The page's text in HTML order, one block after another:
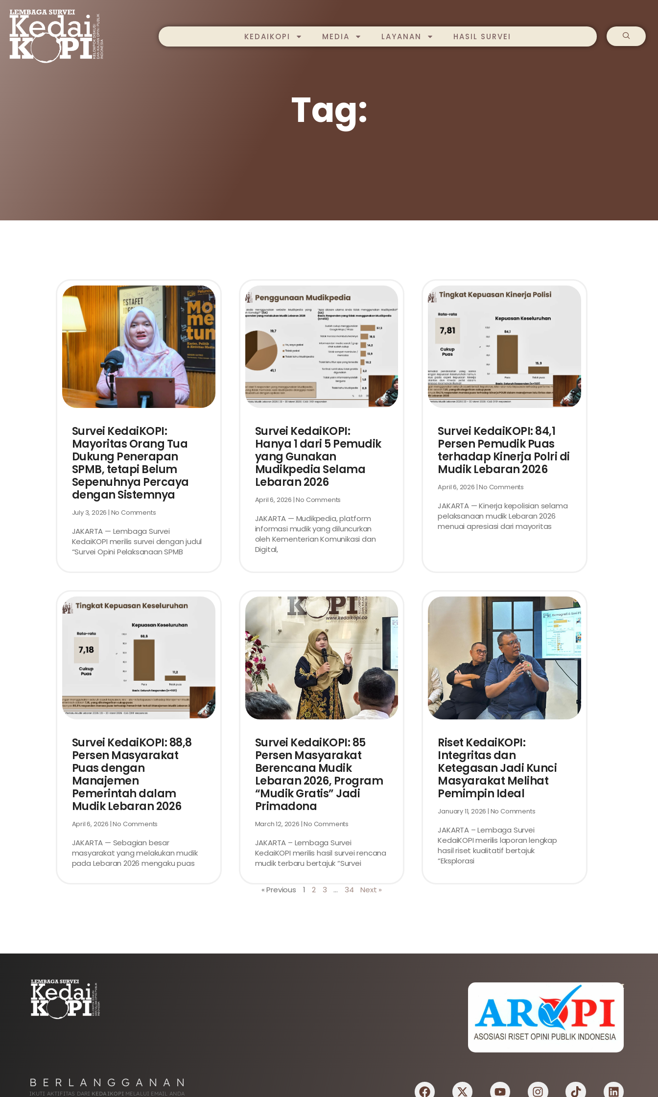
KEDAIKOPI MEDIA LAYANAN HASIL SURVEI
Tag:
Survei KedaiKOPI:
Mayoritas Orang Tua
Dukung Penerapan
SPMB, tetapi Belum
Sepenuhnya Percaya
dengan Sistemnya
July 3, 2026 No Comments
JAKARTA — Lembaga Survei
KedaiKOPI merilis survei dengan judul
“Survei Opini Pelaksanaan SPMB
Survei KedaiKOPI:
Hanya 1 dari 5 Pemudik
yang Gunakan
Mudikpedia Selama
Lebaran 2026
April 6, 2026 No Comments
JAKARTA — Mudikpedia, platform
informasi mudik yang diluncurkan
oleh Kementerian Komunikasi dan
Digital,
Survei KedaiKOPI: 84,1
Persen Pemudik Puas
terhadap Kinerja Polri di
Mudik Lebaran 2026
April 6, 2026 No Comments
JAKARTA — Kinerja kepolisian selama
pelaksanaan mudik Lebaran 2026
menuai apresiasi dari mayoritas
Survei KedaiKOPI: 88,8
Persen Masyarakat
Puas dengan
Manajemen
Pemerintah dalam
Mudik Lebaran 2026
April 6, 2026 No Comments
JAKARTA — Sebagian besar
masyarakat yang melakukan mudik
pada Lebaran 2026 mengaku puas
Survei KedaiKOPI: 85
Persen Masyarakat
Berencana Mudik
Lebaran 2026, Program
“Mudik Gratis” Jadi
Primadona
March 12, 2026 No Comments
JAKARTA – Lembaga Survei
KedaiKOPI merilis hasil survei rencana
mudik terbaru bertajuk “Survei
Riset KedaiKOPI:
Integritas dan
Ketegasan Jadi Kunci
Masyarakat Melihat
Pemimpin Ideal
January 11, 2026 No Comments
JAKARTA – Lembaga Survei
KedaiKOPI merilis laporan lengkap
hasil riset kualitatif bertajuk
“Eksplorasi
« Previous 1 2 3 … 34 Next »
BERLANGGANAN
IKUTI AKTIFITAS DARI KEDAIKOPI MELALUI EMAIL ANDA
AFILIASI